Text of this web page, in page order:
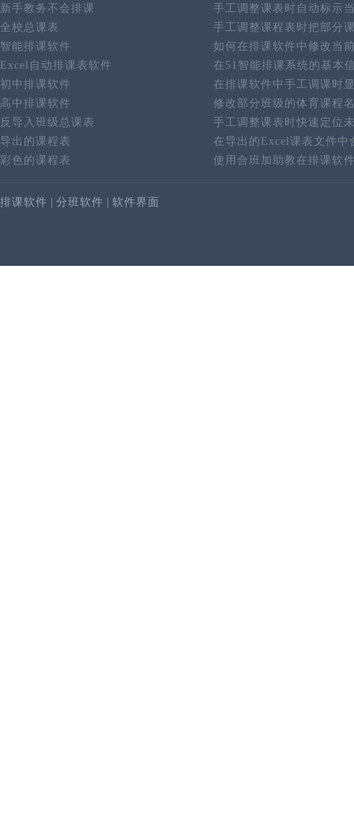
新手教务不会排课
手工调整课表时自动标示
全校总课表
手工调整课程表时把部分
智能排课软件
如何在排课软件中修改当
Excel自动排课表软件
在51智能排课系统的基本
初中排课软件
在排课软件中手工调课时
高中排课软件
修改部分班级的体育课程
反导入班级总课表
手工调整课表时快速定位
导出的课程表
在导出的Excel课表文件中
彩色的课程表
使用合班加助教在排课软
排课软件 分班软件 软件界面